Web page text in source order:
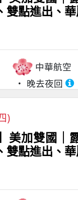
雙點進出、
中華航空
晚去夜回
)
美加雙國
雙點進出、